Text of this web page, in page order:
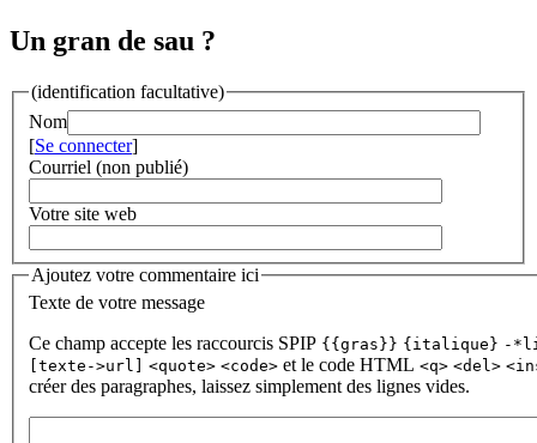
Un gran de sau ?
(identification facultative)
Nom
[Se connecter]
Courriel (non publié)
Votre site web
Ajoutez votre commentaire ici
Texte de votre message
Ce champ accepte les raccourcis SPIP {{gras}} {italique} -
[texte->url]
<quote> <code> et le code HTML <q> <del>
créer des paragraphes, laissez simplement des lignes vides.